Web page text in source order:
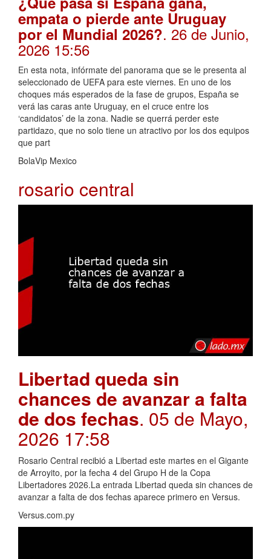
empata o pierde ante Uruguay
por el Mundial 2026?. 26 de Junio,
2026 15:56
En esta nota, infórmate del panorama que se le presenta al
seleccionado de UEFA para este viernes. En uno de los
choques más esperados de la fase de grupos, España se
verá las caras ante Uruguay, en el cruce entre los
‘candidatos’ de la zona. Nadie se querrá perder este
partidazo, que no solo tiene un atractivo por los dos equipos
que part
BolaVip Mexico
rosario central
Libertad queda sin
chances de avanzar a falta
de dos fechas. 05 de Mayo,
2026 17:58
Rosario Central recibió a Libertad este martes en el Gigante
de Arroyito, por la fecha 4 del Grupo H de la Copa
Libertadores 2026.La entrada Libertad queda sin chances de
avanzar a falta de dos fechas aparece primero en Versus.
Versus.com.py